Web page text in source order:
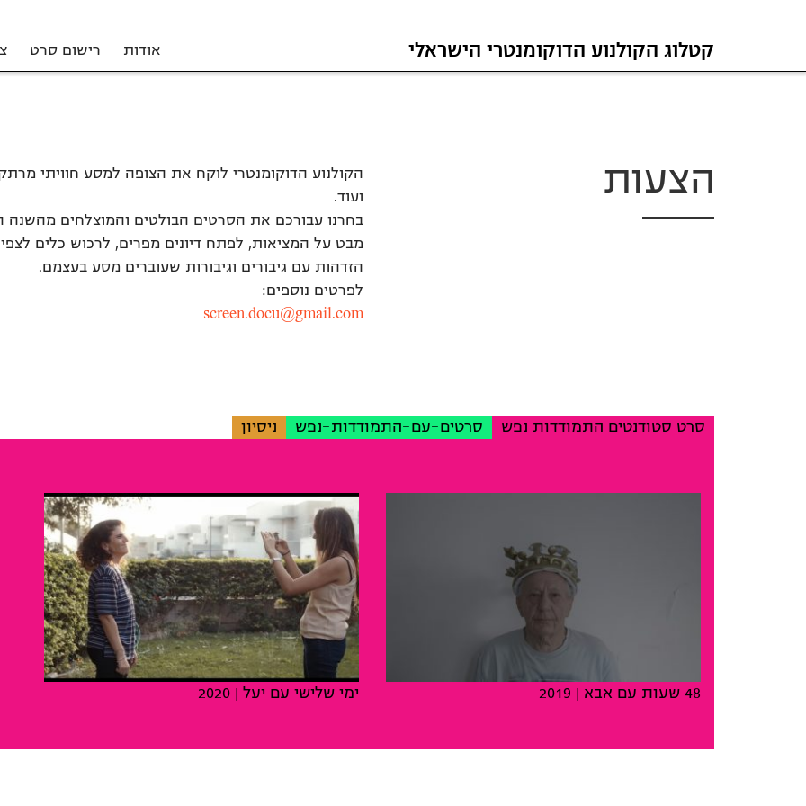
קטלוג הקולנוע הדוקומנטרי הישראלי אודות רישום סרט
הצעות
הקולנוע הדוקומנטרי לוקח את הצופה למסע חוויתי
ועוד.
בחרנו עבורכם את הסרטים הבולטים והמוצלחים מהשנה
מבט על המציאות, לפתח דיונים מפרים, לרכוש כלים
הזדהות עם גיבורים וגיבורות שעוברים מסע בעצמם.
לפרטים נוספים:
screen.docu@gmail.com
סרט סטודנטים התמודדות נפש סרטים-עם-התמודדות-נפש ניסיון
48 שעות עם אבא | 2019 ימי שלישי עם יעל | 2020